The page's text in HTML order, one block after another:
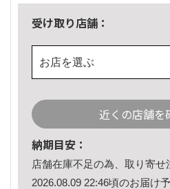
受け取り店舗：
お店を選ぶ
近くの店舗を
納期目安：
店舗在庫不足の為、取り寄せ
2026.08.09 22:46頃のお届け予